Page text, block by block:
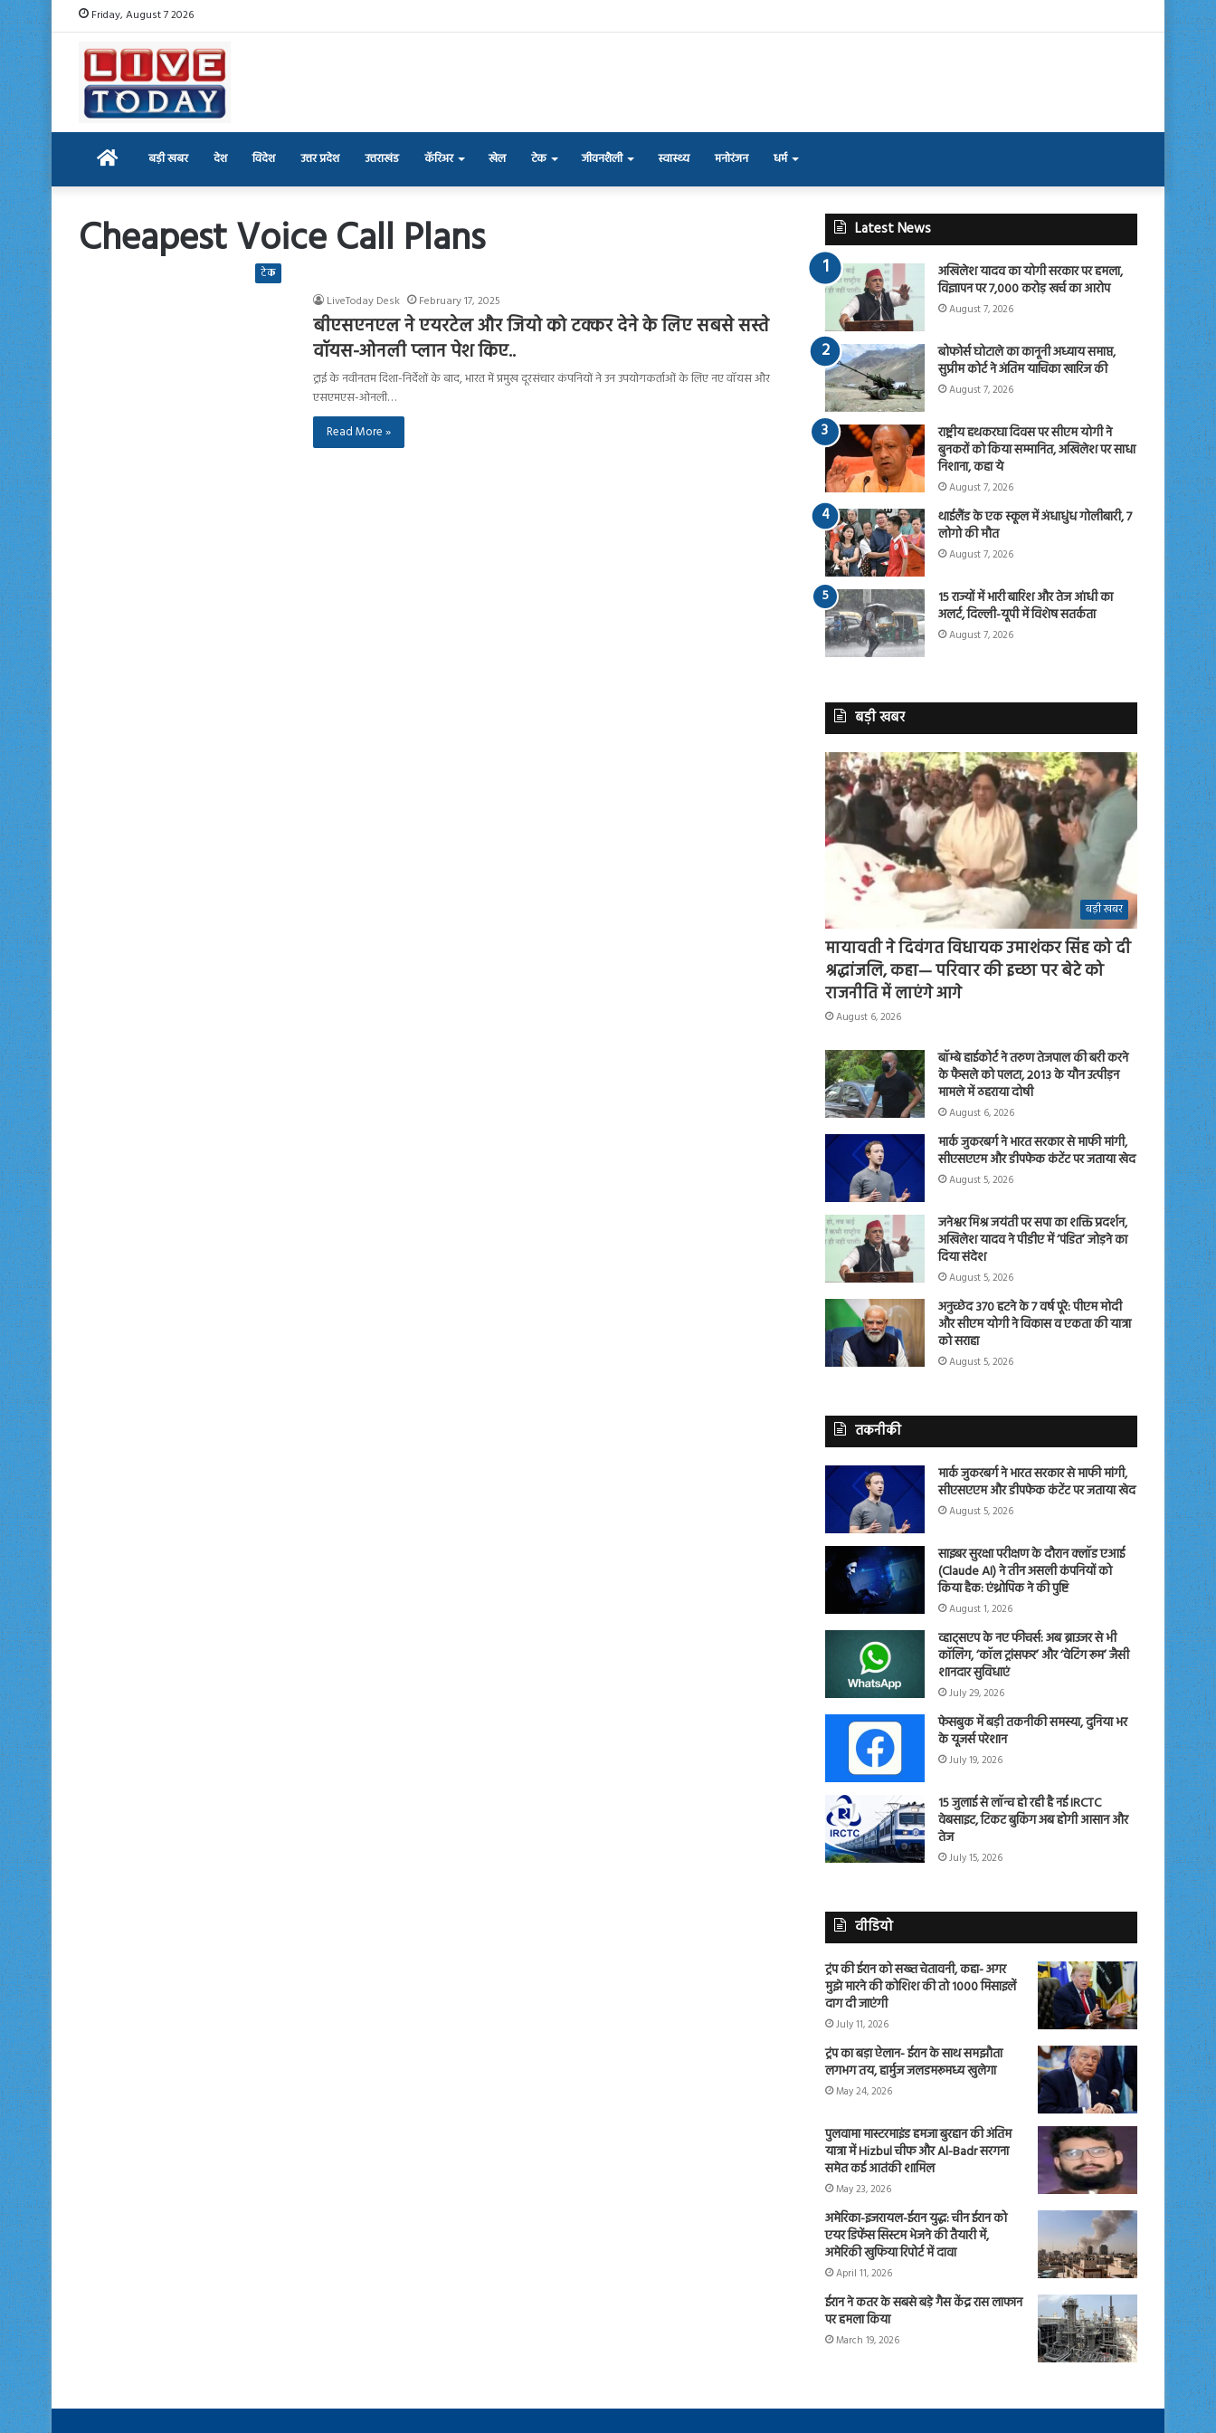
Friday, August 7 2026
Home बड़ी खबर देश विदेश उत्तर प्रदेश उत्तराखंड कॅरिअर खेल टेक जीवनशैली स्वास्थ्य मनोरंजन धर्म
Cheapest Voice Call Plans
टेक
LiveToday Desk
February 17, 2025
बीएसएनएल ने एयरटेल और जियो को टक्कर देने के लिए सबसे सस्ते
वॉयस-ओनली प्लान पेश किए..
ट्राई के नवीनतम दिशा-निर्देशों के बाद, भारत में प्रमुख दूरसंचार कंपनियों ने उन उपयोगकर्ताओं के लिए नए वॉयस और
एसएमएस-ओनली…
Read More »
Latest News
अखिलेश यादव का योगी सरकार पर हमला,
विज्ञापन पर 7,000 करोड़ खर्च का आरोप
August 7, 2026
बोफोर्स घोटाले का कानूनी अध्याय समाप्त,
सुप्रीम कोर्ट ने अंतिम याचिका खारिज की
August 7, 2026
राष्ट्रीय हथकरघा दिवस पर सीएम योगी ने
बुनकरों को किया सम्मानित, अखिलेश पर साधा
निशाना, कहा ये
August 7, 2026
थाईलैंड के एक स्कूल में अंधाधुंध गोलीबारी, 7
लोगो की मौत
August 7, 2026
15 राज्यों में भारी बारिश और तेज आंधी का
अलर्ट, दिल्ली-यूपी में विशेष सतर्कता
August 7, 2026
बड़ी खबर
बड़ी खबर
मायावती ने दिवंगत विधायक उमाशंकर सिंह को दी
श्रद्धांजलि, कहा— परिवार की इच्छा पर बेटे को
राजनीति में लाएंगे आगे
August 6, 2026
बॉम्बे हाईकोर्ट ने तरुण तेजपाल की बरी करने
के फैसले को पलटा, 2013 के यौन उत्पीड़न
मामले में ठहराया दोषी
August 6, 2026
मार्क जुकरबर्ग ने भारत सरकार से माफी मांगी,
सीएसएएम और डीपफेक कंटेंट पर जताया खेद
August 5, 2026
जनेश्वर मिश्र जयंती पर सपा का शक्ति प्रदर्शन,
अखिलेश यादव ने पीडीए में ‘पंडित’ जोड़ने का
दिया संदेश
August 5, 2026
अनुच्छेद 370 हटने के 7 वर्ष पूरे: पीएम मोदी
और सीएम योगी ने विकास व एकता की यात्रा
को सराहा
August 5, 2026
तकनीकी
मार्क जुकरबर्ग ने भारत सरकार से माफी मांगी,
सीएसएएम और डीपफेक कंटेंट पर जताया खेद
August 5, 2026
साइबर सुरक्षा परीक्षण के दौरान क्लॉड एआई
(Claude AI) ने तीन असली कंपनियों को
किया हैक: एंथ्रोपिक ने की पुष्टि
August 1, 2026
व्हाट्सएप के नए फीचर्स: अब ब्राउजर से भी
कॉलिंग, ‘कॉल ट्रांसफर’ और ‘वेटिंग रूम’ जैसी
शानदार सुविधाएं
July 29, 2026
फेसबुक में बड़ी तकनीकी समस्या, दुनिया भर
के यूजर्स परेशान
July 19, 2026
15 जुलाई से लॉन्च हो रही है नई IRCTC
वेबसाइट, टिकट बुकिंग अब होगी आसान और
तेज
July 15, 2026
वीडियो
ट्रंप की ईरान को सख्त चेतावनी, कहा- अगर
मुझे मारने की कोशिश की तो 1000 मिसाइलें
दाग दी जाएंगी
July 11, 2026
ट्रंप का बड़ा ऐलान- ईरान के साथ समझौता
लगभग तय, हार्मुज जलडमरूमध्य खुलेगा
May 24, 2026
पुलवामा मास्टरमाइंड हमजा बुरहान की अंतिम
यात्रा में Hizbul चीफ और Al-Badr सरगना
समेत कई आतंकी शामिल
May 23, 2026
अमेरिका-इजरायल-ईरान युद्ध: चीन ईरान को
एयर डिफेंस सिस्टम भेजने की तैयारी में,
अमेरिकी खुफिया रिपोर्ट में दावा
April 11, 2026
ईरान ने कतर के सबसे बड़े गैस केंद्र रास लाफान
पर हमला किया
March 19, 2026